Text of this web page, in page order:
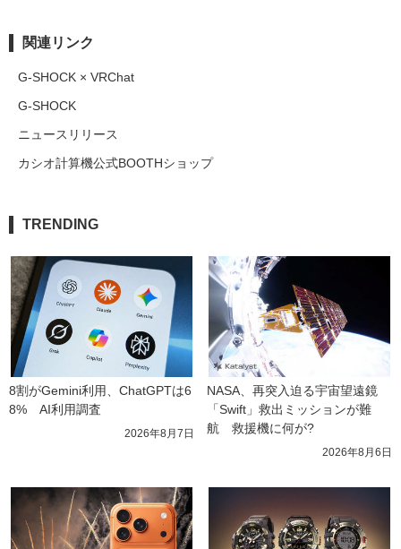
関連リンク
G-SHOCK × VRChat
G-SHOCK
ニュースリリース
カシオ計算機公式BOOTHショップ
TRENDING
8割がGemini利用、ChatGPTは6
8%　AI利用調査
2026年8月7日
NASA、再突入迫る宇宙望遠鏡
「Swift」救出ミッションが難
航　救援機に何が?
2026年8月6日